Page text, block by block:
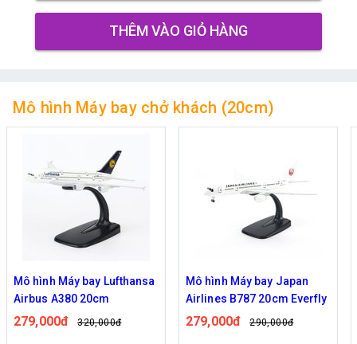
THÊM VÀO GIỎ HÀNG
Mô hình Máy bay chở khách (20cm)
Mô hình Máy bay Lufthansa
Airbus A380 20cm
279,000đ 320,000đ
Mô hình Máy bay Japan
Airlines B787 20cm Everfly
279,000đ 290,000đ